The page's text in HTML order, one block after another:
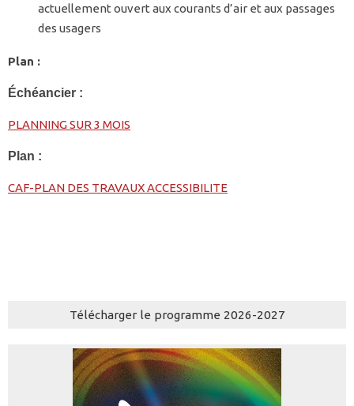
actuellement ouvert aux courants d’air et aux passages
des usagers
Plan :
Échéancier :
PLANNING SUR 3 MOIS
Plan :
CAF-PLAN DES TRAVAUX ACCESSIBILITE
Télécharger le programme 2026-2027